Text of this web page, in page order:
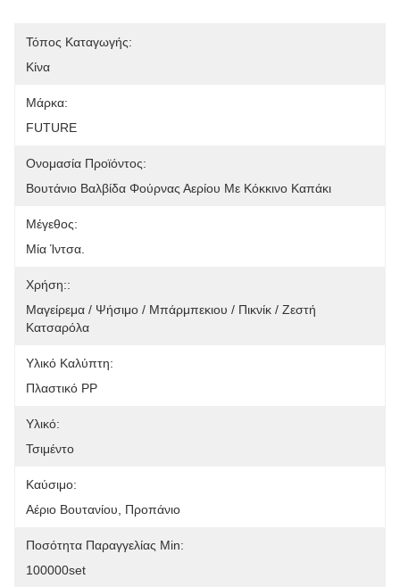
Τόπος Καταγωγής:
Κίνα
Μάρκα:
FUTURE
Ονομασία Προϊόντος:
Βουτάνιο Βαλβίδα Φούρνας Αερίου Με Κόκκινο Καπάκι
Μέγεθος:
Μία Ίντσα.
Χρήση::
Μαγείρεμα / Ψήσιμο / Μπάρμπεκιου / Πικνίκ / Ζεστή
Κατσαρόλα
Υλικό Καλύπτη:
Πλαστικό PP
Υλικό:
Τσιμέντο
Καύσιμο:
Αέριο Βουτανίου, Προπάνιο
Ποσότητα Παραγγελίας Min:
100000set